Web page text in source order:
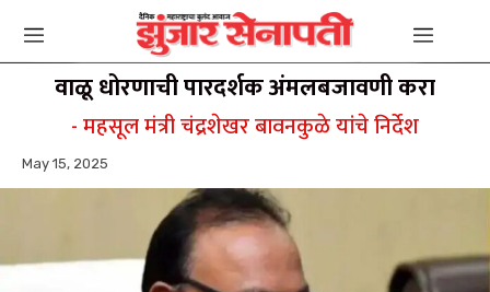
वाळू धोरणाची पारदर्शक अंमलबजावणी करा
- महसूल मंत्री चंद्रशेखर बावनकुळे यांचे निर्देश
May 15, 2025